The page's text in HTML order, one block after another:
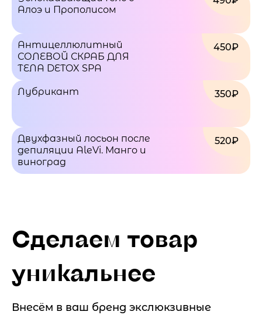
Алоэ и Прополисом
450₽
Антицеллюлитный
СОЛЕВОЙ СКРАБ ДЛЯ
ТЕЛА DETOX SPA
350₽
Лубрикант
520₽
Двухфазный лосьон после
депиляции AleVi. Манго и
виноград
Сделаем товар
уникальнее
Внесём в ваш бренд экслюкзивные